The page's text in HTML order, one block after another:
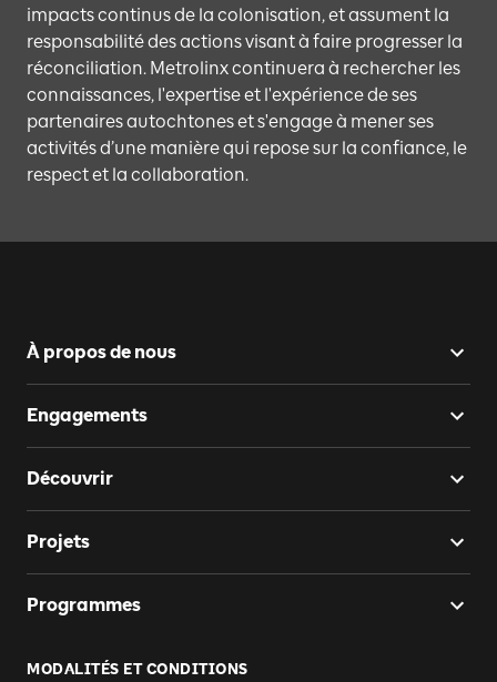
impacts continus de la colonisation, et assument la
responsabilité des actions visant à faire progresser la
réconciliation. Metrolinx continuera à rechercher les
connaissances, l'expertise et l'expérience de ses
partenaires autochtones et s'engage à mener ses
activités d’une manière qui repose sur la confiance, le
respect et la collaboration.
À propos de nous
Engagements
Découvrir
Projets
Programmes
MODALITÉS ET CONDITIONS